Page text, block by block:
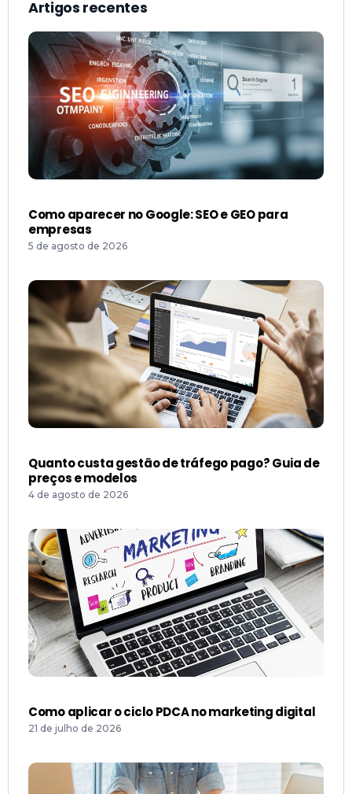
Artigos recentes
Como aparecer no Google: SEO e GEO para
empresas
5 de agosto de 2026
Quanto custa gestão de tráfego pago? Guia de
preços e modelos
4 de agosto de 2026
Como aplicar o ciclo PDCA no marketing digital
21 de julho de 2026